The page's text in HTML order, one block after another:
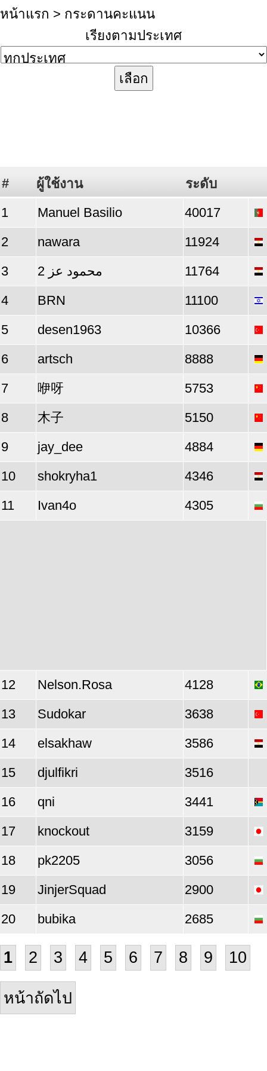
หน้าแรก > กระดานคะแนน
เรียงตามประเทศ
# ผู้ใช้งาน
ระดับ
1
Manuel Basilio
40017
2
nawara
11924
3
محمود عز 2
11764
4
BRN
11100
5
desen1963
10366
6
artsch
8888
7
咿呀
5753
8
木子
5150
9
jay_dee
4884
10
shokryha1
4346
11
Ivan4o 4305
12 Nelson.Rosa
4128
13
Sudokar
3638
14
elsakhaw
3586
15
djulfikri
3516
16
qni
3441
17
knockout
3159
18
pk2205
3056
19
JinjerSquad
2900
20
bubika 2685
1 2 3 4 5 6 7 8 9 10
หน้าถัดไป